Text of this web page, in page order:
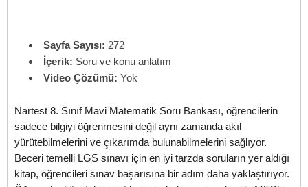
Sayfa Sayısı: 272
İçerik: Soru ve konu anlatım
Video Çözümü: Yok
Nartest 8. Sınıf Mavi Matematik Soru Bankası, öğrencilerin
sadece bilgiyi öğrenmesini değil aynı zamanda akıl
yürütebilmelerini ve çıkarımda bulunabilmelerini sağlıyor.
Beceri temelli LGS sınavı için en iyi tarzda soruların yer aldığı
kitap, öğrencileri sınav başarısına bir adım daha yaklaştırıyor.